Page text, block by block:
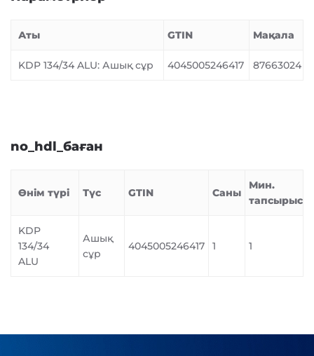
Аты GTIN Мақала
KDP 134/34 ALU: Ашық сұр 4045005246417 87663024
no_hdl_баған
Өнім түрі Түс GTIN Саны
Мин.
тапсырыс
KDP
134/34
ALU
Ашық
сұр
4045005246417 1 1